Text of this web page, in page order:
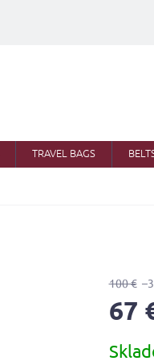
TRAVEL BAGS
100 €
67
price: